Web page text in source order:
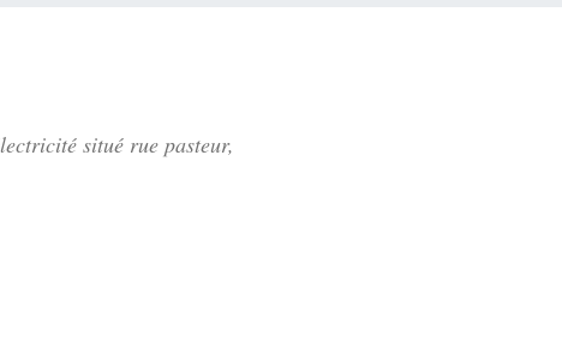
situé rue pasteur,